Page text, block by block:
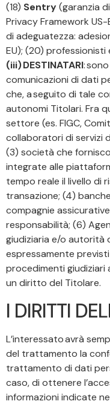
(18) Sentry(garanzia
Privacy Framework US-
di adeguatezza:
EU); (20) professionisti
(iii) DESTINATARI:
comunicazioni di dati
che, a seguito di tale
autonomi Titolari. Fra
settore (es. FIGC,
collaboratori di servizi
(3) società che
integrate alle
tempo reale il livello di
transazione; (4)
compagnie
responsabilità; (6)
giudiziaria e/o autorità
espressamente
procedimenti
un diritto del Titolare.
I DIRITTI
L’interessato avrà
del trattamento la
trattamento di dati
caso, di ottenere
informazioni indicate